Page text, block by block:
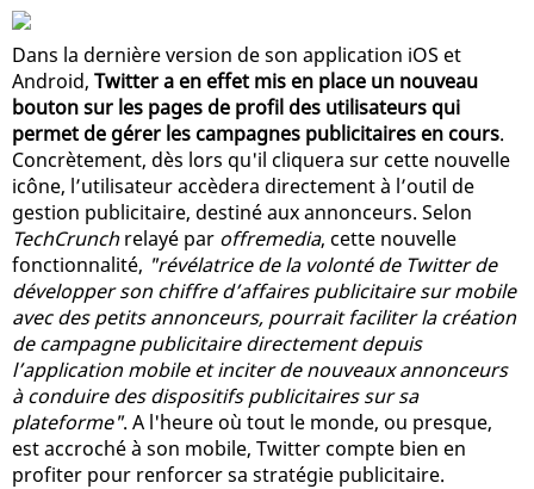
Dans la dernière version de son application iOS et
Android, Twitter a en effet mis en place un nouveau
bouton sur les pages de profil des utilisateurs qui
permet de gérer les campagnes publicitaires en cours.
Concrètement, dès lors qu'il cliquera sur cette nouvelle
icône, l’utilisateur accèdera directement à l’outil de
gestion publicitaire, destiné aux annonceurs. Selon
TechCrunchrelayé par offremedia, cette nouvelle
fonctionnalité, "révélatrice de la volonté de Twitter de
développer son chiffre d’affaires publicitaire sur mobile
avec des petits annonceurs, pourrait faciliter la création
de campagne publicitaire directement depuis
l’application mobile et inciter de nouveaux annonceurs
à conduire des dispositifs publicitaires sur sa
plateforme". A l'heure où tout le monde, ou presque,
est accroché à son mobile, Twitter compte bien en
profiter pour renforcer sa stratégie publicitaire.